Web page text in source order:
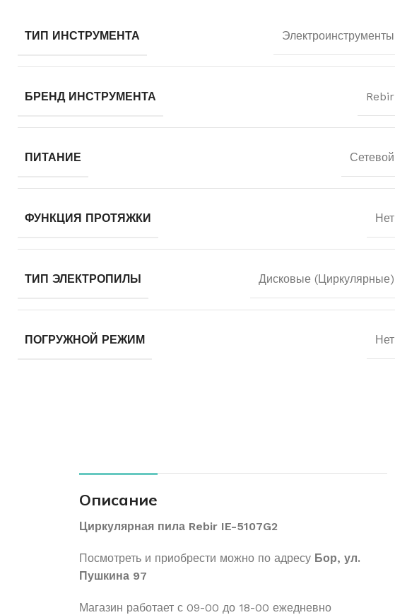
ТИП ИНСТРУМЕНТА Электроинструменты
БРЕНД ИНСТРУМЕНТА Rebir
ПИТАНИЕ Сетевой
ФУНКЦИЯ ПРОТЯЖКИ Нет
ТИП ЭЛЕКТРОПИЛЫ Дисковые (Циркулярные)
ПОГРУЖНОЙ РЕЖИМ Нет
Описание
Циркулярная пила Rebir IE-5107G2
Посмотреть и приобрести можно по адресу Бор, ул.
Пушкина 97
Магазин работает с 09-00 до 18-00 ежедневно